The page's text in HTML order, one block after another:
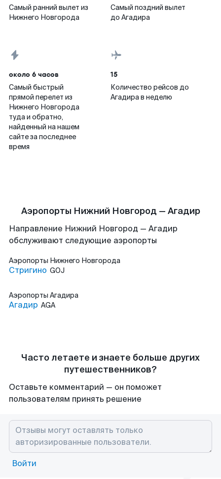
Самый ранний вылет из
Нижнего Новгорода
Самый поздний вылет
до Агадира
около 6 часов
Самый быстрый
прямой перелет из
Нижнего Новгорода
туда и обратно,
найденный на нашем
сайте за последнее
время
15
Количество рейсов до
Агадира в неделю
Аэропорты Нижний Новгород — Агадир
Направление Нижний Новгород — Агадир
обслуживают следующие аэропорты
Аэропорты Нижнего Новгорода
Стригино GOJ
Аэропорты Агадира
Агадир AGA
Часто летаете и знаете больше других
путешественников?
Оставьте комментарий — он поможет
пользователям принять решение
Войти